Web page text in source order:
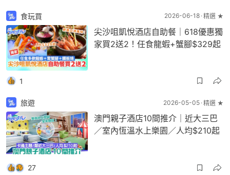
食玩買 2026-06-18 精選 ★
尖沙咀凱悅酒店自助餐｜618優惠獨
家買2送2！任食龍蝦+蟹腳$329起
1
旅遊 2026-05-05 精選 ★
澳門親子酒店10間推介｜近大三巴
／室內恆溫水上樂園／人均$210起
27